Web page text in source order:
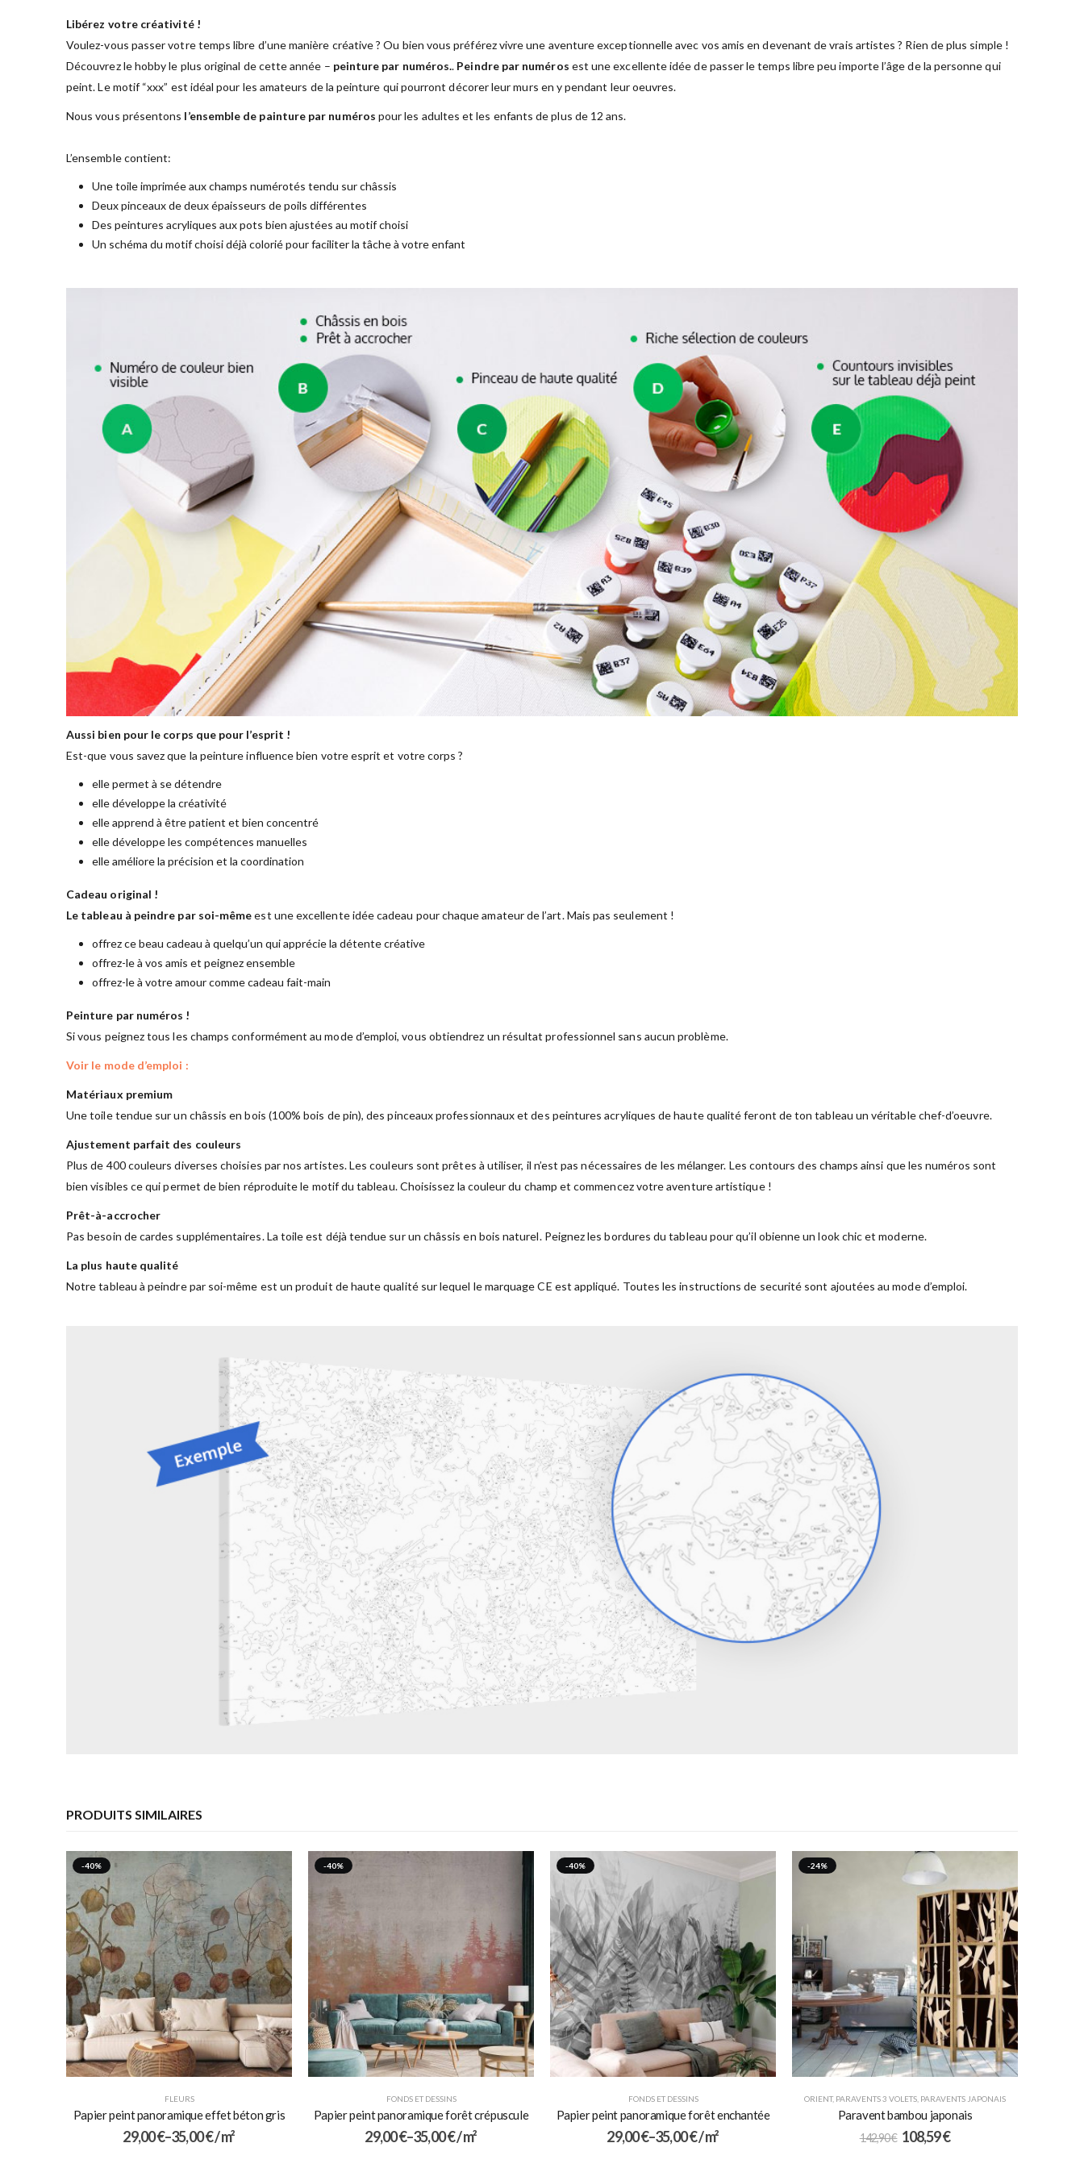
Libérez votre créativité !
Voulez-vous passer votre temps libre d’une manière créative ? Ou bien vous préférez vivre une aventure exceptionnelle avec vos amis en devenant de vrais artistes ? Rien de plus simple !
Découvrez le hobby le plus original de cette année – peinture par numéros.. Peindre par numéros est une excellente idée de passer le temps libre peu importe l’âge de la personne qui
peint. Le motif “xxx” est idéal pour les amateurs de la peinture qui pourront décorer leur murs en y pendant leur oeuvres.
Nous vous présentons l’ensemble de painture par numéros pour les adultes et les enfants de plus de 12 ans.
L’ensemble contient:
Une toile imprimée aux champs numérotés tendu sur châssis
Deux pinceaux de deux épaisseurs de poils différentes
Des peintures acryliques aux pots bien ajustées au motif choisi
Un schéma du motif choisi déjà colorié pour faciliter la tâche à votre enfant
Aussi bien pour le corps que pour l’esprit !
Est-que vous savez que la peinture influence bien votre esprit et votre corps ?
elle permet à se détendre
elle développe la créativité
elle apprend à être patient et bien concentré
elle développe les compétences manuelles
elle améliore la précision et la coordination
Cadeau original !
Le tableau à peindre par soi-mêmeest une excellente idée cadeau pour chaque amateur de l’art. Mais pas seulement !
offrez ce beau cadeau à quelqu’un qui apprécie la détente créative
offrez-le à vos amis et peignez ensemble
offrez-le à votre amour comme cadeau fait-main
Peinture par numéros !
Si vous peignez tous les champs conformément au mode d’emploi, vous obtiendrez un résultat professionnel sans aucun problème.
Voir le mode d’emploi :
Matériaux premium
Une toile tendue sur un châssis en bois (100% bois de pin), des pinceaux professionnaux et des peintures acryliques de haute qualité feront de ton tableau un véritable chef-d’oeuvre.
Ajustement parfait des couleurs
Plus de 400 couleurs diverses choisies par nos artistes. Les couleurs sont prêtes à utiliser, il n’est pas nécessaires de les mélanger. Les contours des champs ainsi que les numéros sont
bien visibles ce qui permet de bien réproduite le motif du tableau. Choisissez la couleur du champ et commencez votre aventure artistique !
Prêt-à-accrocher
Pas besoin de cardes supplémentaires. La toile est déjà tendue sur un châssis en bois naturel. Peignez les bordures du tableau pour qu’il obienne un look chic et moderne.
La plus haute qualité
Notre tableau à peindre par soi-même est un produit de haute qualité sur lequel le marquage CE est appliqué. Toutes les instructions de securité sont ajoutées au mode d’emploi.
PRODUITS SIMILAIRES
-40%
FLEURS
Papier peint panoramique effet béton gris
29,00€–35,00€/ m²
-40%
FONDS ET DESSINS
Papier peint panoramique forêt crépuscule
29,00€–35,00€/ m²
-40%
FONDS ET DESSINS
Papier peint panoramique forêt enchantée
29,00€–35,00€/ m²
-24%
ORIENT, PARAVENTS 3 VOLETS, PARAVENTS JAPONAIS
Paravent bambou japonais
142,90€ 108,59€